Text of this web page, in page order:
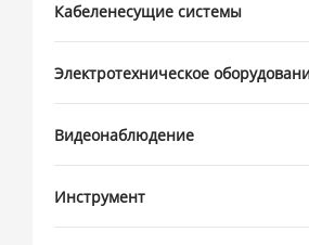
Кабеленесущие системы
Электротехническое
Видеонаблюдение
Инструмент